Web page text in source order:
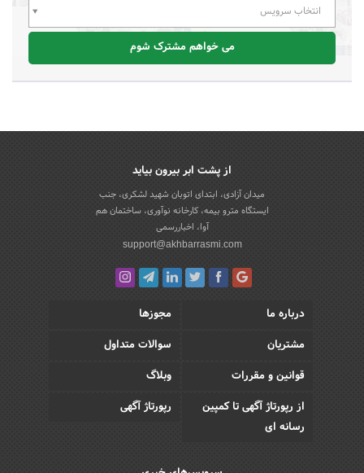
انتخاب سرویس
می خواهم مشترک شوم
از پشت ابر بیرون بیاید
میدان آزادی، ابتدای اتوبان شهید لشکری، جنب
ایستگاه مترو بیمه، کارخانه نوآوری، ساختمان هم
آوا، اخباررسمی
support@akhbarrasmi.com
درباره ما
مجوزها
مشتریان
سوالات متداول
قوانین و مقررات
وبلاگ
از رپورتاژ آگهی تا کمپین
رسانه ای
رپورتاژ آگهی